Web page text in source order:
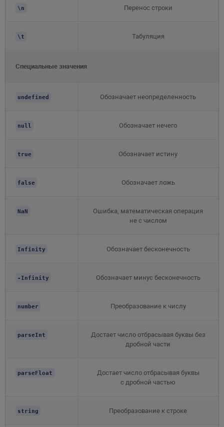
\n Перенос строки
\t Табуляция
Специальные значения
undefined Обозначает неопределенность
null Обозначает нечего
true Обозначает истину
false Обозначает ложь
NaN
Ошибка, математическая операция
не с числом
Infinity Обозначает бесконечность
-Infinity Обозначает минус бесконечность
number Преобразование к числу
parseInt
Достает число отбрасывая буквы без
дробной части
parseFloat
Достает число отбрасывая буквы
с дробной частью
string Преобразование к строке